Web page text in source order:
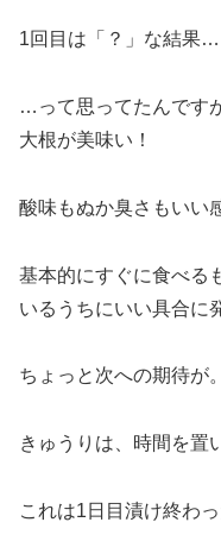
1回目は「？」な結果
…って思ってたんです
大根が美味い！
酸味もぬか臭さもいい
基本的にすぐに食べる
いるうちにいい具合に
ちょっと次への期待が。
きゅうりは、時間を置
これは1日目漬け終わ